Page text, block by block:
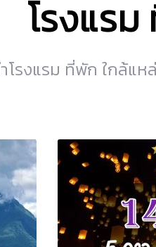
โรงแร
โรงแรม ที่พัก ใกล้แ